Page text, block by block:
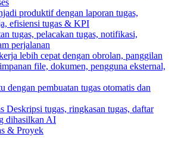
produktif dengan laporan tugas,
efisiensi tugas & KPI
tugas, pelacakan tugas, notifikasi,
perjalanan
lebih cepat dengan obrolan, panggilan
file, dokumen, pengguna eksternal,
dengan pembuatan tugas otomatis dan
Deskripsi tugas, ringkasan tugas, daftar
dihasilkan AI
& Proyek